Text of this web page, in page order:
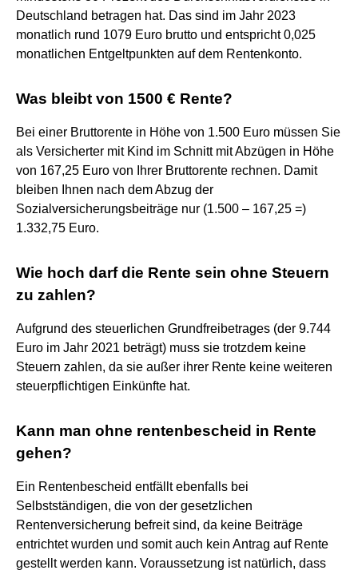
Deutschland betragen hat. Das sind im Jahr 2023
monatlich rund 1079 Euro brutto und entspricht 0,025
monatlichen Entgeltpunkten auf dem Rentenkonto.
Was bleibt von 1500 € Rente?
Bei einer Bruttorente in Höhe von 1.500 Euro müssen Sie
als Versicherter mit Kind im Schnitt mit Abzügen in Höhe
von 167,25 Euro von Ihrer Bruttorente rechnen. Damit
bleiben Ihnen nach dem Abzug der
Sozialversicherungsbeiträge nur (1.500 – 167,25 =)
1.332,75 Euro.
Wie hoch darf die Rente sein ohne Steuern
zu zahlen?
Aufgrund des steuerlichen Grundfreibetrages (der 9.744
Euro im Jahr 2021 beträgt) muss sie trotzdem keine
Steuern zahlen, da sie außer ihrer Rente keine weiteren
steuerpflichtigen Einkünfte hat.
Kann man ohne rentenbescheid in Rente
gehen?
Ein Rentenbescheid entfällt ebenfalls bei
Selbstständigen, die von der gesetzlichen
Rentenversicherung befreit sind, da keine Beiträge
entrichtet wurden und somit auch kein Antrag auf Rente
gestellt werden kann. Voraussetzung ist natürlich, dass